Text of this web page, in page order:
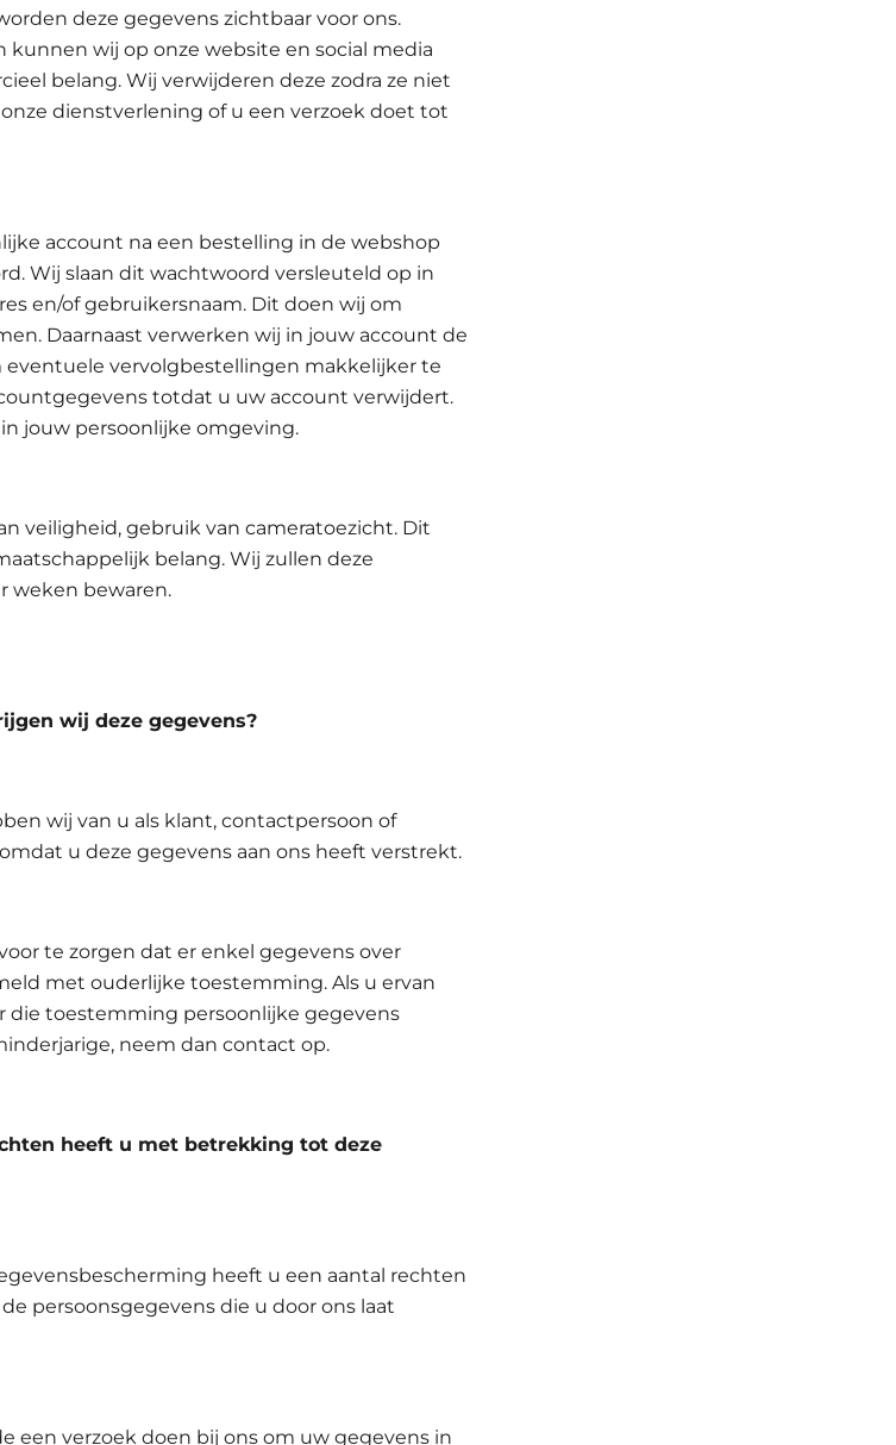
deze gegevens zichtbaar voor ons.
kunnen wij op onze website en social media
belang. Wij verwijderen deze zodra ze niet
dienstverlening of u een verzoek doet tot
account na een bestelling in de webshop
Wij slaan dit wachtwoord versleuteld op in
en/of gebruikersnaam. Dit doen wij om
Daarnaast verwerken wij in jouw account de
eventuele vervolgbestellingen makkelijker te
totdat u uw account verwijdert.
jouw persoonlijke omgeving.
veiligheid, gebruik van cameratoezicht. Dit
belang. Wij zullen deze
weken bewaren.
wij deze gegevens?
wij van u als klant, contactpersoon of
u deze gegevens aan ons heeft verstrekt.
te zorgen dat er enkel gegevens over
met ouderlijke toestemming. Als u ervan
die toestemming persoonlijke gegevens
neem dan contact op.
u met betrekking tot deze
heeft u een aantal rechten
persoonsgegevens die u door ons laat
een verzoek doen bij ons om uw gegevens in